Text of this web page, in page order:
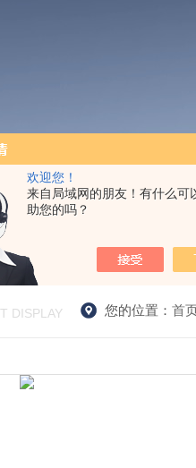
欢迎您！
来自局域网的朋友！有什么可
助您的吗？
DISPLAY 您的位置： 首